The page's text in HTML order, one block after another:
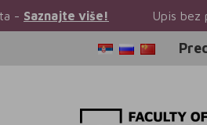
Upis bez prijemnog